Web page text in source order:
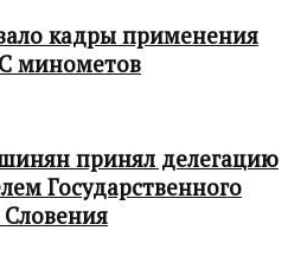
кадры применения
минометов
принял делегацию
Государственного
Словения